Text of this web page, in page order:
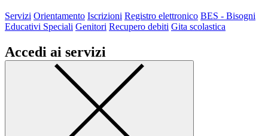
Servizi Orientamento Iscrizioni Registro elettronico BES - Bisogni
Educativi Speciali Genitori Recupero debiti Gita scolastica
Accedi ai servizi